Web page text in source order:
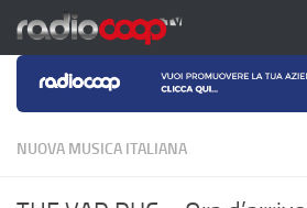
Salta al contenuto
NUOVA MUSICA ITALIANA